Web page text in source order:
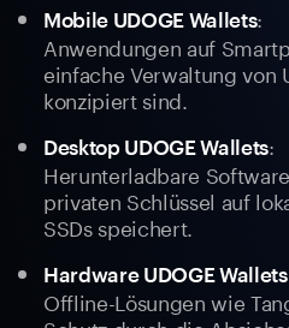
Mobile UDOGE Wallets:
Anwendungen auf
einfache Verwaltung von
konzipiert sind.
Desktop UDOGE Wallets:
Herunterladbare
privaten Schlüssel auf
SSDs speichert.
Hardware UDOGE Wallets
Offline-Lösungen wie